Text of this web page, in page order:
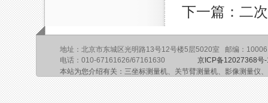
下一篇：二
地址：北京市东城区光明路13号12号楼5层5020室 邮编：
电话：010-67161626/67161630 京ICP备12027368号
本站为您介绍有关：三坐标测量机、关节臂测量机、影像测量仪